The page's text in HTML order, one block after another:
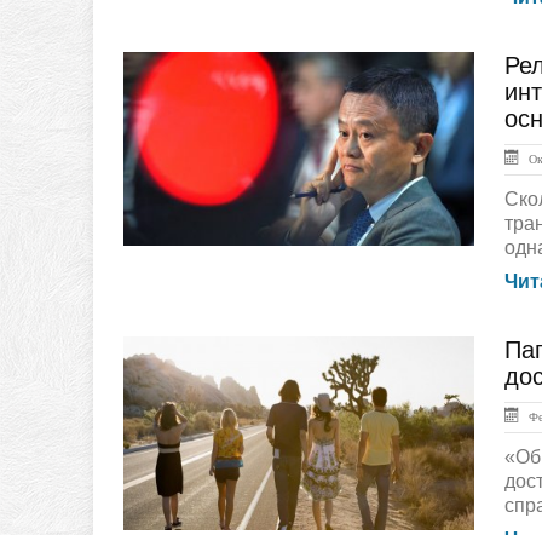
ЛЕНТА НОВОСТЕЙ
ГЛАВНАЯ